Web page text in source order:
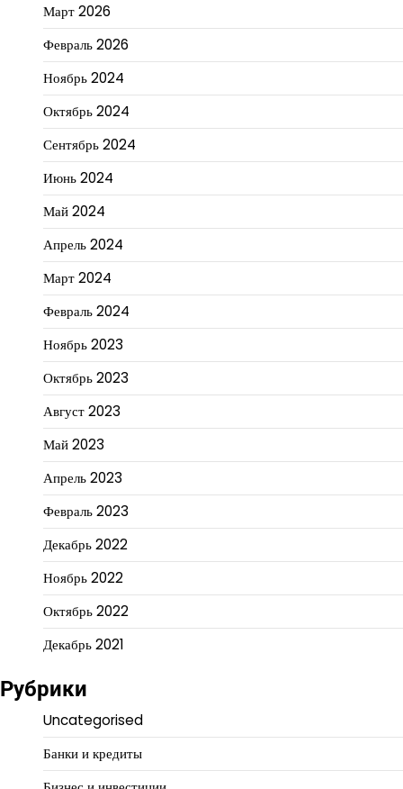
Март 2026
Февраль 2026
Ноябрь 2024
Октябрь 2024
Сентябрь 2024
Июнь 2024
Май 2024
Апрель 2024
Март 2024
Февраль 2024
Ноябрь 2023
Октябрь 2023
Август 2023
Май 2023
Апрель 2023
Февраль 2023
Декабрь 2022
Ноябрь 2022
Октябрь 2022
Декабрь 2021
Рубрики
Uncategorised
Банки и кредиты